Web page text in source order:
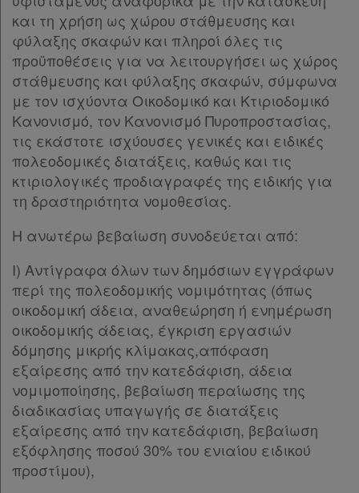
και τη χρήση ως χώρου στάθμευσης και
φύλαξης σκαφών και πληροί όλες τις
προϋποθέσεις για να λειτουργήσει ως χώρος
στάθμευσης και φύλαξης σκαφών, σύμφωνα
με τον ισχύοντα Οικοδομικό και Κτιριοδομικό
Κανονισμό, τον Κανονισμό Πυροπροστασίας,
τις εκάστοτε ισχύουσες γενικές και ειδικές
πολεοδομικές διατάξεις, καθώς και τις
κτιριολογικές προδιαγραφές της ειδικής για
τη δραστηριότητα νομοθεσίας.
Η ανωτέρω βεβαίωση συνοδεύεται από:
Ι) Αντίγραφα όλων των δημόσιων εγγράφων
περί της πολεοδομικής νομιμότητας (όπως
οικοδομική άδεια, αναθεώρηση ή ενημέρωση
οικοδομικής άδειας, έγκριση εργασιών
δόμησης μικρής κλίμακας,απόφαση
εξαίρεσης από την κατεδάφιση, άδεια
νομιμοποίησης, βεβαίωση περαίωσης της
διαδικασίας υπαγωγής σε διατάξεις
εξαίρεσης από την κατεδάφιση, βεβαίωση
εξόφλησης ποσού 30% του ενιαίου ειδικού
προστίμου),